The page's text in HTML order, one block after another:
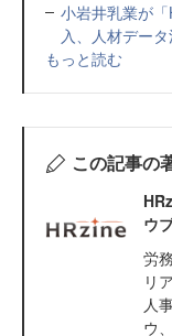
小岩井乳業が
入、人材デー
もっと読む
この記事の
ウ
労
リ
人
ウ